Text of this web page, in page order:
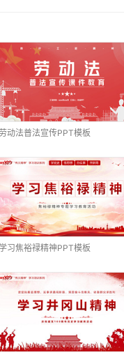
动法普法宣传PPT模板
习焦裕禄精神PPT模板